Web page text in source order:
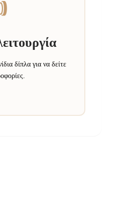
δίπλα για να δείτε